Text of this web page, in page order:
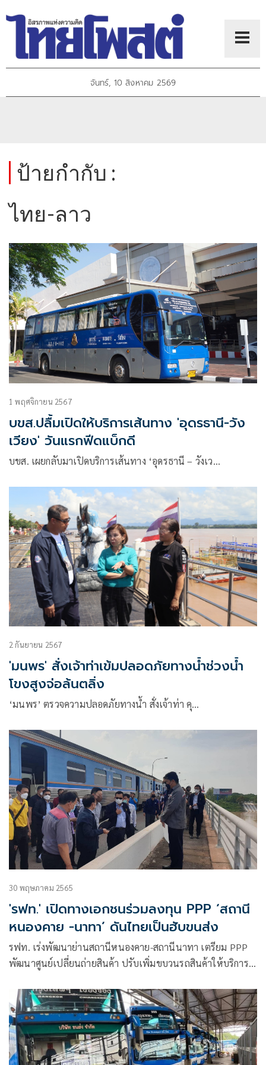
จันทร์, 10 สิงหาคม 2569
ป้ายกำกับ :
ไทย-ลาว
1 พฤศจิกายน 2567
บขส.ปลื้มเปิดให้บริการเส้นทาง 'อุดรธานี-วัง
เวียง' วันแรกฟีดแบ็กดี
บขส. เผยกลับมาเปิดบริการเส้นทาง ‘อุดรธานี – วังเว…
2 กันยายน 2567
'มนพร' สั่งเจ้าท่าเข้มปลอดภัยทางน้ำช่วงน้ำ
โขงสูงจ่อล้นตลิ่ง
‘มนพร’ ตรวจความปลอดภัยทางน้ำ สั่งเจ้าท่า คุ…
30 พฤษภาคม 2565
'รฟท.' เปิดทางเอกชนร่วมลงทุน PPP ‘สถานี
หนองคาย -นาทา’ ดันไทยเป็นฮับขนส่ง
รฟท. เร่งพัฒนาย่านสถานีหนองคาย-สถานีนาทา เตรียม PPP
พัฒนาศูนย์เปลี่ยนถ่ายสินค้า ปรับเพิ่มขบวนรถสินค้าให้บริการ